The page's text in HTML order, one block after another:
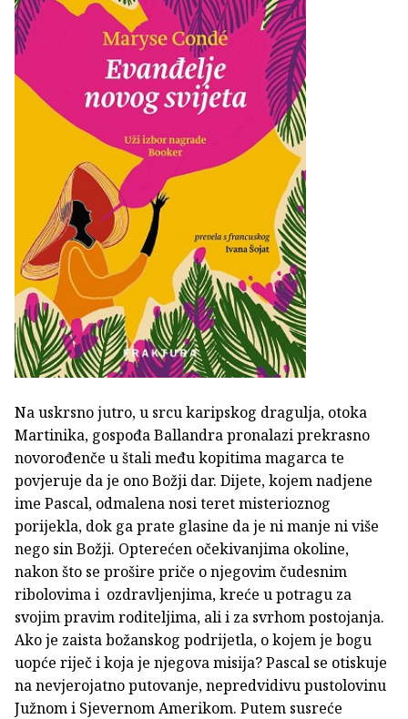
Na uskrsno jutro, u srcu karipskog dragulja, otoka
Martinika, gospođa Ballandra pronalazi prekrasno
novorođenče u štali među kopitima magarca te
povjeruje da je ono Božji dar. Dijete, kojem nadjene
ime Pascal, odmalena nosi teret misterioznog
porijekla, dok ga prate glasine da je ni manje ni više
nego sin Božji. Opterećen očekivanjima okoline,
nakon što se prošire priče o njegovim čudesnim
ribolovima i ozdravljenjima, kreće u potragu za
svojim pravim roditeljima, ali i za svrhom postojanja.
Ako je zaista božanskog podrijetla, o kojem je bogu
uopće riječ i koja je njegova misija? Pascal se otiskuje
na nevjerojatno putovanje, nepredvidivu pustolovinu
Južnom i Sjevernom Amerikom. Putem susreće